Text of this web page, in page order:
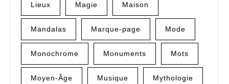
Lieux Magie Maison
Mandalas Marque-page Mode
Monochrome Monuments Mots
Moyen-Âge Musique Mythologie